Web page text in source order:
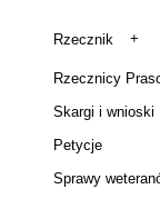
Rzecznik
Rzecznicy
Skargi i wnioski
Petycje
Sprawy